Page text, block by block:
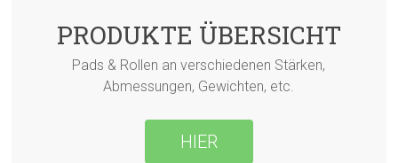
PRODUKTE ÜBERSICHT
Pads & Rollen an verschiedenen Stärken,
Abmessungen, Gewichten, etc.
HIER